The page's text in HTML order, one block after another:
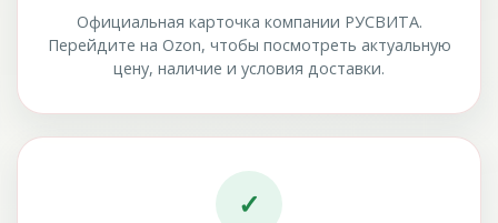
Официальная карточка компании РУСВИТА.
Перейдите на Ozon, чтобы посмотреть актуальную
цену, наличие и условия доставки.
✓